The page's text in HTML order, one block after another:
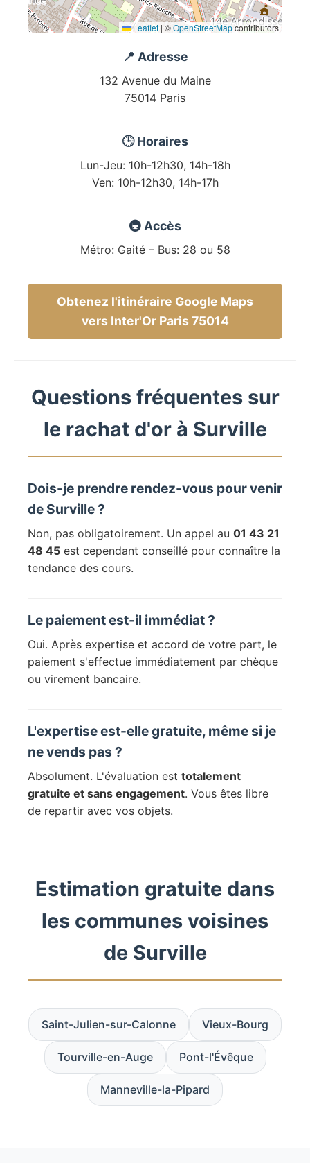
Leaflet | ©OpenStreetMapcontributors
📍 Adresse
132 Avenue du Maine
75014 Paris
🕒 Horaires
Lun-Jeu: 10h-12h30, 14h-18h
Ven: 10h-12h30, 14h-17h
🚇 Accès
Métro: Gaité – Bus: 28 ou 58
Obtenez l'itinéraire Google Maps
vers Inter'Or Paris 75014
Questions fréquentes sur
le rachat d'or à Surville
Dois-je prendre rendez-vous pour venir
de Surville ?
Non, pas obligatoirement. Un appel au 01 43 21
48 45 est cependant conseillé pour connaître la
tendance des cours.
Le paiement est-il immédiat ?
Oui. Après expertise et accord de votre part, le
paiement s'effectue immédiatement par chèque
ou virement bancaire.
L'expertise est-elle gratuite, même si je
ne vends pas ?
Absolument. L'évaluation est totalement
gratuite et sans engagement. Vous êtes libre
de repartir avec vos objets.
Estimation gratuite dans
les communes voisines
de Surville
Saint-Julien-sur-Calonne Vieux-Bourg
Tourville-en-Auge Pont-l'Évêque
Manneville-la-Pipard